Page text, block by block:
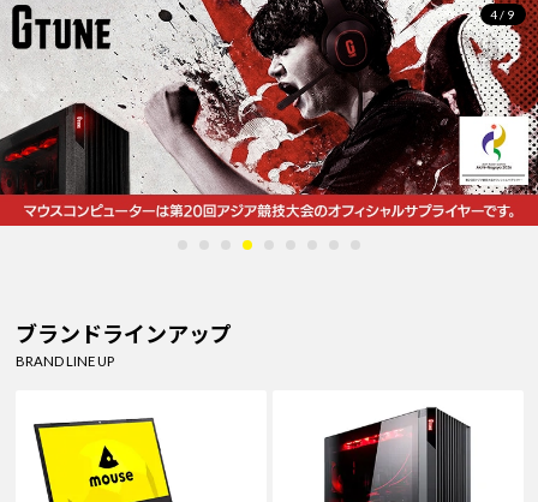
4/9
ブランドラインアップ
BRAND LINE UP